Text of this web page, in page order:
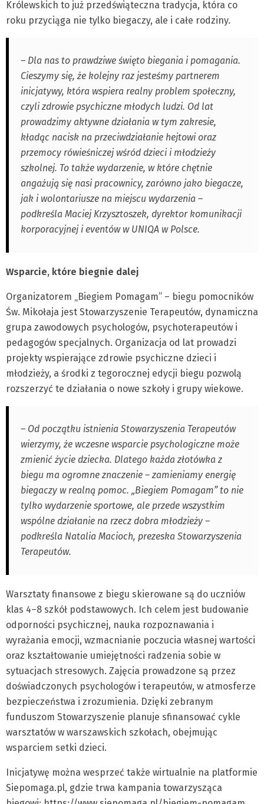
Królewskich to już przedświąteczna tradycja, która co
roku przyciąga nie tylko biegaczy, ale i całe rodziny.
– Dla nas to prawdziwe święto biegania i pomagania.
Cieszymy się, że kolejny raz jesteśmy partnerem
inicjatywy, która wspiera realny problem społeczny,
czyli zdrowie psychiczne młodych ludzi. Od lat
prowadzimy aktywne działania w tym zakresie,
kładąc nacisk na przeciwdziałanie hejtowi oraz
przemocy rówieśniczej wśród dzieci i młodzieży
szkolnej. To także wydarzenie, w które chętnie
angażują się nasi pracownicy, zarówno jako biegacze,
jak i wolontariusze na miejscu wydarzenia –
podkreśla Maciej Krzysztoszek, dyrektor komunikacji
korporacyjnej i eventów w UNIQA w Polsce.
Wsparcie, które biegnie dalej
Organizatorem „Biegiem Pomagam” – biegu pomocników
Św. Mikołaja jest Stowarzyszenie Terapeutów, dynamiczna
grupa zawodowych psychologów, psychoterapeutów i
pedagogów specjalnych. Organizacja od lat prowadzi
projekty wspierające zdrowie psychiczne dzieci i
młodzieży, a środki z tegorocznej edycji biegu pozwolą
rozszerzyć te działania o nowe szkoły i grupy wiekowe.
– Od początku istnienia Stowarzyszenia Terapeutów
wierzymy, że wczesne wsparcie psychologiczne może
zmienić życie dziecka. Dlatego każda złotówka z
biegu ma ogromne znaczenie – zamieniamy energię
biegaczy w realną pomoc. „Biegiem Pomagam” to nie
tylko wydarzenie sportowe, ale przede wszystkim
wspólne działanie na rzecz dobra młodzieży –
podkreśla Natalia Macioch, prezeska Stowarzyszenia
Terapeutów.
Warsztaty finansowe z biegu skierowane są do uczniów
klas 4–8 szkół podstawowych. Ich celem jest budowanie
odporności psychicznej, nauka rozpoznawania i
wyrażania emocji, wzmacnianie poczucia własnej wartości
oraz kształtowanie umiejętności radzenia sobie w
sytuacjach stresowych. Zajęcia prowadzone są przez
doświadczonych psychologów i terapeutów, w atmosferze
bezpieczeństwa i zrozumienia. Dzięki zebranym
funduszom Stowarzyszenie planuje sfinansować cykle
warsztatów w warszawskich szkołach, obejmując
wsparciem setki dzieci.
Inicjatywę można wesprzeć także wirtualnie na platformie
Siepomaga.pl, gdzie trwa kampania towarzysząca